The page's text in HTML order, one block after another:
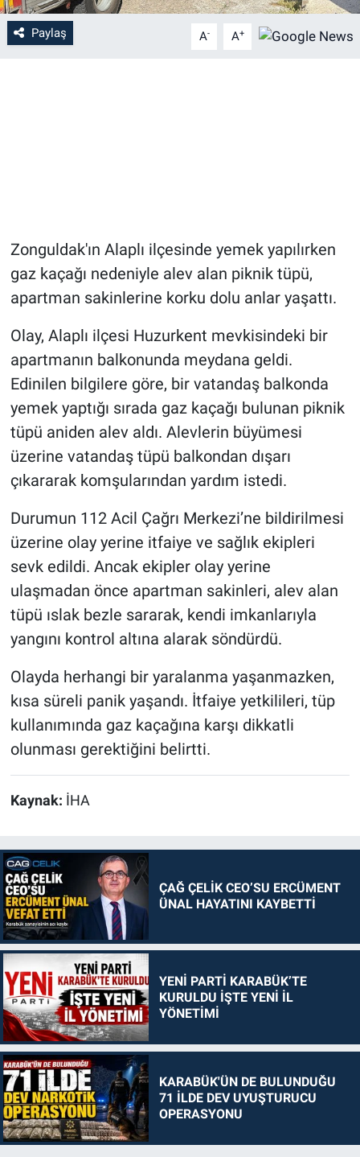
Paylaş A- A+
Zonguldak'ın Alaplı ilçesinde yemek yapılırken
gaz kaçağı nedeniyle alev alan piknik tüpü,
apartman sakinlerine korku dolu anlar yaşattı.
Olay, Alaplı ilçesi Huzurkent mevkisindeki bir
apartmanın balkonunda meydana geldi.
Edinilen bilgilere göre, bir vatandaş balkonda
yemek yaptığı sırada gaz kaçağı bulunan piknik
tüpü aniden alev aldı. Alevlerin büyümesi
üzerine vatandaş tüpü balkondan dışarı
çıkararak komşularından yardım istedi.
Durumun 112 Acil Çağrı Merkezi’ne bildirilmesi
üzerine olay yerine itfaiye ve sağlık ekipleri
sevk edildi. Ancak ekipler olay yerine
ulaşmadan önce apartman sakinleri, alev alan
tüpü ıslak bezle sararak, kendi imkanlarıyla
yangını kontrol altına alarak söndürdü.
Olayda herhangi bir yaralanma yaşanmazken,
kısa süreli panik yaşandı. İtfaiye yetkilileri, tüp
kullanımında gaz kaçağına karşı dikkatli
olunması gerektiğini belirtti.
Kaynak: İHA
ÇAĞ ÇELİK CEO’SU ERCÜMENT
ÜNAL HAYATINI KAYBETTİ
YENİ PARTİ KARABÜK’TE
KURULDU İŞTE YENİ İL
YÖNETİMİ
KARABÜK'ÜN DE BULUNDUĞU
71 İLDE DEV UYUŞTURUCU
OPERASYONU